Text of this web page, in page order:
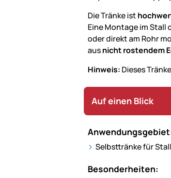
Die Tränke ist
Eine Montage im Stall
oder direkt am Rohr
ausnicht rostendem
Hinweis: Dieses
Auf einen Blick
Selbsttränke für
Besonderheiten: